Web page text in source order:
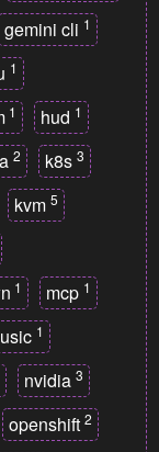
gemini cli 1
1
1 hud 1
2 k8s 3
kvm 5
1 mcp 1
1
nvidia 3
openshift 2